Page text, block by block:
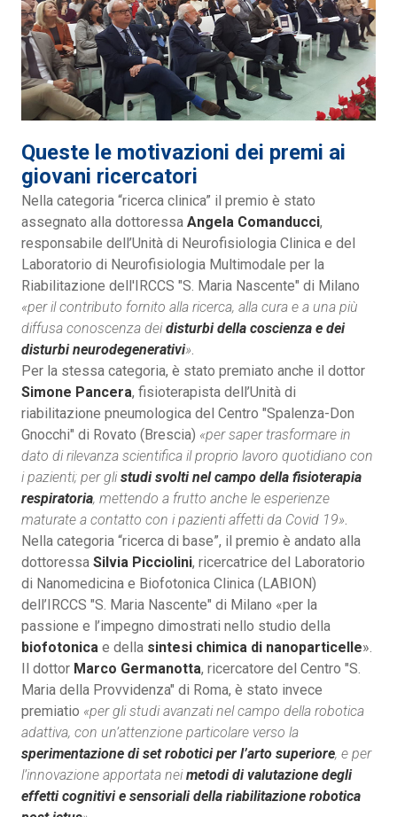
Queste le motivazioni dei premi ai
giovani ricercatori
Nella categoria “ricerca clinica” il premio è stato
assegnato alla dottoressa Angela Comanducci,
responsabile dell’Unità di Neurofisiologia Clinica e del
Laboratorio di Neurofisiologia Multimodale per la
Riabilitazione dell'IRCCS "S. Maria Nascente" di Milano
«per il contributo fornito alla ricerca, alla cura e a una più
diffusa conoscenza deidisturbi della coscienza e dei
disturbi neurodegenerativi»
Per la stessa categoria, è stato premiato anche il dottor
Simone Pancera, fisioterapista dell’Unità di
riabilitazione pneumologica del Centro "Spalenza-Don
Gnocchi" di Rovato (Brescia) «per saper trasformare in
dato di rilevanza scientifica il proprio lavoro quotidiano con
i pazienti; per glistudi svolti nel campo della fisioterapia
respiratoria, mettendo a frutto anche le esperienze
maturate a contatto con i pazienti affetti da Covid 19»
Nella categoria “ricerca di base”, il premio è andato alla
dottoressa Silvia Picciolini, ricercatrice del Laboratorio
di Nanomedicina e Biofotonica Clinica (LABION)
dell’IRCCS "S. Maria Nascente" di Milano «per la
passione e l’impegno dimostrati nello studio della
biofotonica e della sintesi chimica di nanoparticelle».
Il dottor Marco Germanotta, ricercatore del Centro "S.
Maria della Provvidenza" di Roma, è stato invece
premiatio «per gli studi avanzati nel campo della robotica
adattiva, con un’attenzione particolare verso la
sperimentazione di set robotici per l’arto superiore, e per
l’innovazione apportata neimetodi di valutazione degli
effetti cognitivi e sensoriali della riabilitazione robotica